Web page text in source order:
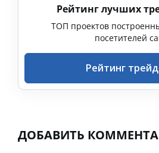
Рейтинг лучших
ТОП проектов
посетителей
Рейтинг
ДОБАВИТЬ